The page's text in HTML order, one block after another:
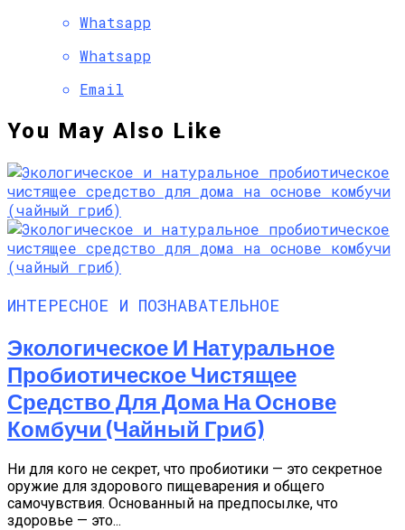
Whatsapp
Whatsapp
Email
You May Also Like
ИНТЕРЕСНОЕ И ПОЗНАВАТЕЛЬНОЕ
Экологическое И Натуральное
Пробиотическое Чистящее
Средство Для Дома На Основе
Комбучи (чайный Гриб)
Ни для кого не секрет, что пробиотики — это секретное
оружие для здорового пищеварения и общего
самочувствия. Основанный на предпосылке, что
здоровье — это...